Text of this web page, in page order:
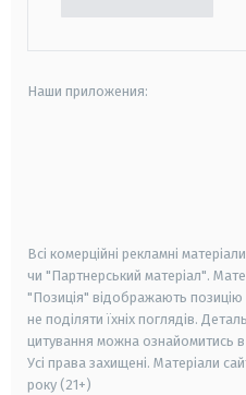
Наши приложения:
Всі комерційні рекламні
чи "Партнерський матеріал".
"Позиція" відображають позицію
не поділяти їхніх поглядів.
цитування можна ознайомитись
Усі права захищені. Матеріали
року (21+)